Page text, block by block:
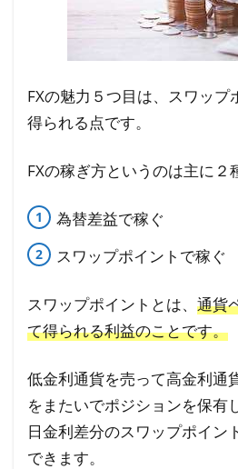
FXの魅力５つ目は、スワップ
得られる点です。
FXの稼ぎ方というのは主に２
為替差益で稼ぐ
スワップポイントで稼ぐ
スワップポイントとは、 通貨
て得られる利益のことです。
低金利通貨を売って高金利通
をまたいでポジションを保有
日金利差分のスワップポイン
できます。